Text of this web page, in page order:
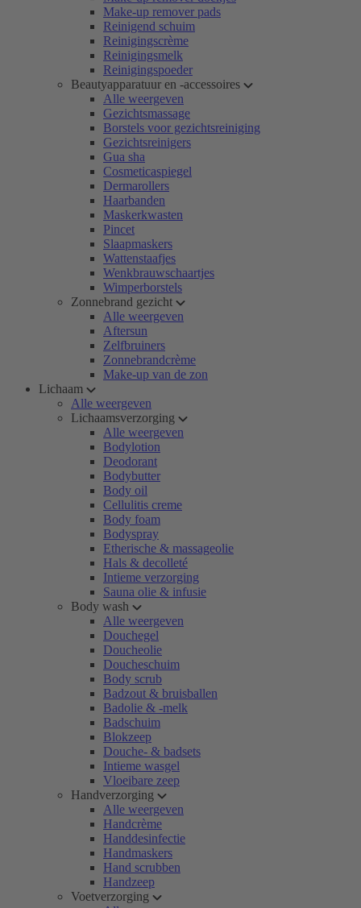
Make-up remover pads
Reinigend schuim
Reinigingscrème
Reinigingsmelk
Reinigingspoeder
Beautyapparatuur en -accessoires
Alle weergeven
Gezichtsmassage
Borstels voor gezichtsreiniging
Gezichtsreinigers
Gua sha
Cosmeticaspiegel
Dermarollers
Haarbanden
Maskerkwasten
Pincet
Slaapmaskers
Wattenstaafjes
Wenkbrauwschaartjes
Wimperborstels
Zonnebrand gezicht
Alle weergeven
Aftersun
Zelfbruiners
Zonnebrandcrème
Make-up van de zon
Lichaam
Alle weergeven
Lichaamsverzorging
Alle weergeven
Bodylotion
Deodorant
Bodybutter
Body oil
Cellulitis creme
Body foam
Bodyspray
Etherische & massageolie
Hals & decolleté
Intieme verzorging
Sauna olie & infusie
Body wash
Alle weergeven
Douchegel
Doucheolie
Doucheschuim
Body scrub
Badzout & bruisballen
Badolie & -melk
Badschuim
Blokzeep
Douche- & badsets
Intieme wasgel
Vloeibare zeep
Handverzorging
Alle weergeven
Handcrème
Handdesinfectie
Handmaskers
Hand scrubben
Handzeep
Voetverzorging